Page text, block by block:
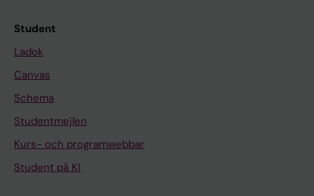
Student
Ladok
Canvas
Schema
Studentmejlen
Kurs- och programwebbar
Student på KI